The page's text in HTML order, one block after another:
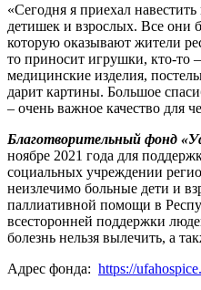
«Сегодня я приехал
детишек и взрослых. Все они
которую оказывают жители
то приносит игрушки, кто-то
медицинские изделия,
дарит картины. Большое
– очень важное качество для
Благотворительный фонд
ноябре 2021 года для
социальных учреждении
неизлечимо больные дети и
паллиативной помощи в
всесторонней поддержки
болезнь нельзя вылечить, а
Адрес фонда: https://